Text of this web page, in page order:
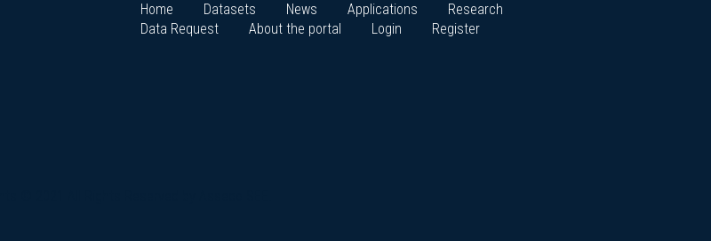
Home Datasets News Applications
Research
Data Request
About the portal Login Register